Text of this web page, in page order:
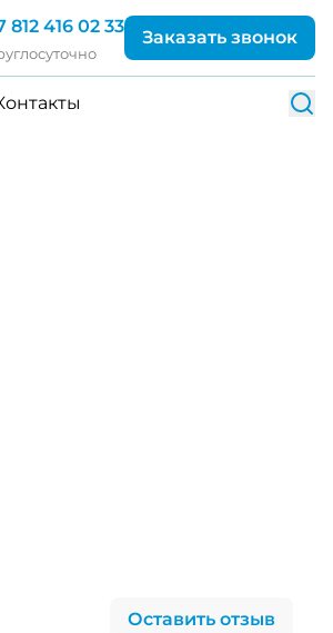
812 416 02 33
Заказать звонок
Оставить отзыв